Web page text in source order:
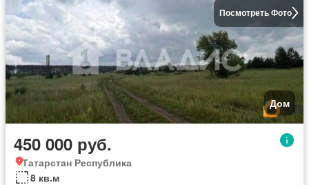
Посмотреть Фото
Дом
450 000 руб.
Татарстан Республика
8 кв.м